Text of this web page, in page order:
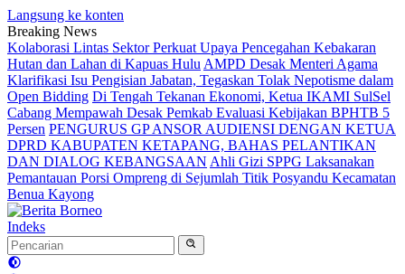
Langsung ke konten
Breaking News
Kolaborasi Lintas Sektor Perkuat Upaya Pencegahan Kebakaran
Hutan dan Lahan di Kapuas Hulu AMPD Desak Menteri Agama
Klarifikasi Isu Pengisian Jabatan, Tegaskan Tolak Nepotisme dalam
Open Bidding Di Tengah Tekanan Ekonomi, Ketua IKAMI SulSel
Cabang Mempawah Desak Pemkab Evaluasi Kebijakan BPHTB 5
Persen PENGURUS GP ANSOR AUDIENSI DENGAN KETUA
DPRD KABUPATEN KETAPANG, BAHAS PELANTIKAN
DAN DIALOG KEBANGSAAN Ahli Gizi SPPG Laksanakan
Pemantauan Porsi Ompreng di Sejumlah Titik Posyandu Kecamatan
Benua Kayong
Indeks